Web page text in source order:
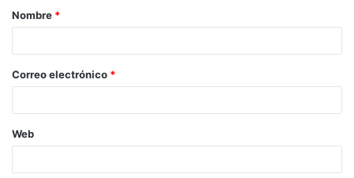
Nombre *
Correo electrónico *
Web